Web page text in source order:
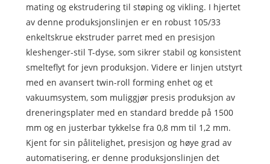
mating og ekstrudering til støping og vikling. I hjertet
av denne produksjonslinjen er en robust 105/33
enkeltskrue ekstruder parret med en presisjon
kleshenger-stil T-dyse, som sikrer stabil og konsistent
smelteflyt for jevn produksjon. Videre er linjen utstyrt
med en avansert twin-roll forming enhet og et
vakuumsystem, som muliggjør presis produksjon av
dreneringsplater med en standard bredde på 1500
mm og en justerbar tykkelse fra 0,8 mm til 1,2 mm.
Kjent for sin pålitelighet, presisjon og høye grad av
automatisering, er denne produksjonslinjen det